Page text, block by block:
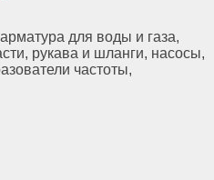
для воды и газа,
рукава и шланги, насосы,
частоты,